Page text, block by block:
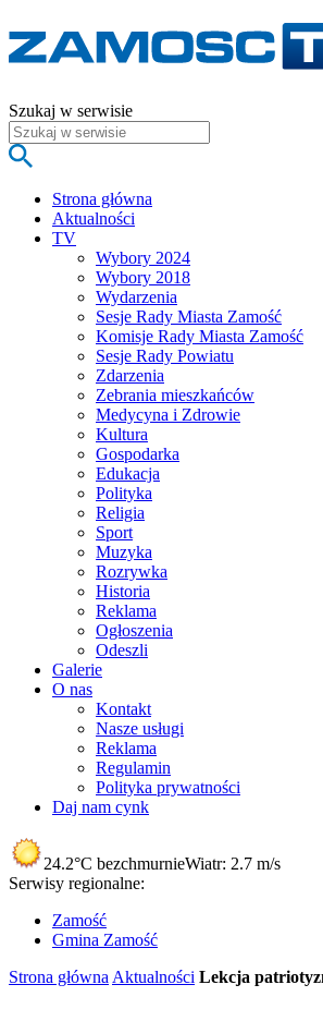
Szukaj w serwisie
Strona główna
Aktualności
TV
Wybory 2024
Wybory 2018
Wydarzenia
Sesje Rady Miasta Zamość
Komisje Rady Miasta Zamość
Sesje Rady Powiatu
Zdarzenia
Zebrania mieszkańców
Medycyna i Zdrowie
Kultura
Gospodarka
Edukacja
Polityka
Religia
Sport
Muzyka
Rozrywka
Historia
Reklama
Ogłoszenia
Odeszli
Galerie
O nas
Kontakt
Nasze usługi
Reklama
Regulamin
Polityka prywatności
Daj nam cynk
24.2°C bezchmurnieWiatr: 2.7 m/s
Serwisy regionalne:
Zamość
Gmina Zamość
Strona główna Aktualności Lekcja